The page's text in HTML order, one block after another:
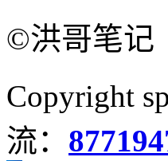
©洪哥笔记
Copyright
流：